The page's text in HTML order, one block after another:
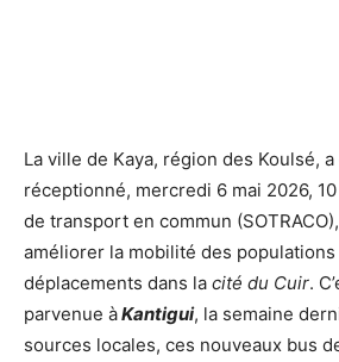
La ville de Kaya, région des Koulsé,
réceptionné, mercredi 6 mai 2026,
de transport en commun
améliorer la mobilité des
déplacements dans la cité du Cuir.
parvenue àKantigui, la semaine
sources locales, ces nouveaux bus